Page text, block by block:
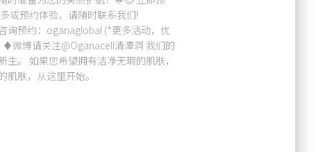
或预约体验，请随时联系我们!
预约：oganaglobal (*更多活动，优
微博请关注@Oganacell清潭洞 我们的
。 如果您希望拥有洁净无瑕的肌肤，
肤，从这里开始。